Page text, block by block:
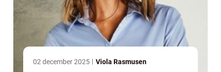
02 december 2025 Viola Rasmusen